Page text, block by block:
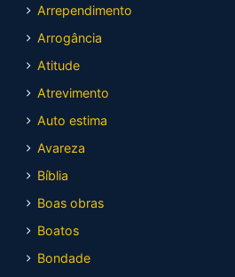
Arrependimento
Arrogância
Atitude
Atrevimento
Auto estima
Avareza
Bíblia
Boas obras
Boatos
Bondade